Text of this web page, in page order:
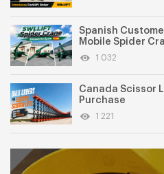
Spanish
Mobile Spider
1 032
Canada Scissor
Purchase
1 221